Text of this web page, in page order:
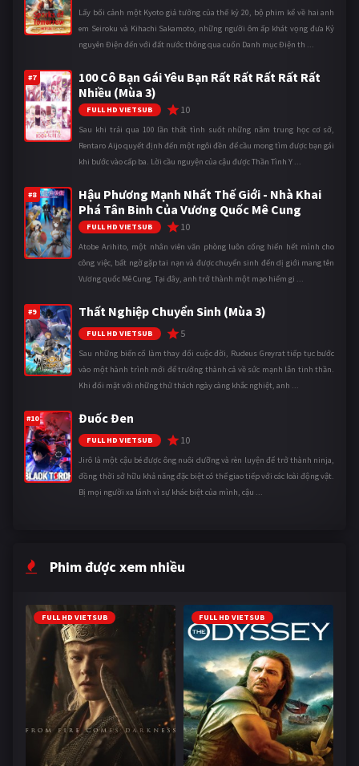
Lấy bối cảnh một Kyoto giả tưởng của thế kỷ 20, bộ phim kể về hai anh
em Seiroku và Kihachi Sakamoto, những người ôm ấp khát vọng đưa Kỷ
nguyên Điện đến với đất nước thông qua cuốn Danh mục Điện th ...
#7
100 Cô Bạn Gái Yêu Bạn Rất Rất Rất Rất Rất
Nhiều (Mùa 3)
FULL HD VIETSUB 10
Sau khi trải qua 100 lần thất tình suốt những năm trung học cơ sở,
Rentaro Aijo quyết định đến một ngôi đền để cầu mong tìm được bạn gái
khi bước vào cấp ba. Lời cầu nguyện của cậu được Thần Tình Y ...
#8
Hậu Phương Mạnh Nhất Thế Giới - Nhà Khai
Phá Tân Binh Của Vương Quốc Mê Cung
FULL HD VIETSUB 10
Atobe Arihito, một nhân viên văn phòng luôn cống hiến hết mình cho
công việc, bất ngờ gặp tai nạn và được chuyển sinh đến dị giới mang tên
Vương quốc Mê Cung. Tại đây, anh trở thành một mạo hiểm gi ...
#9 Thất Nghiệp Chuyển Sinh (Mùa 3)
FULL HD VIETSUB 5
Sau những biến cố làm thay đổi cuộc đời, Rudeus Greyrat tiếp tục bước
vào một hành trình mới để trưởng thành cả về sức mạnh lẫn tinh thần.
Khi đối mặt với những thử thách ngày càng khắc nghiệt, anh ...
#10 Đuốc Đen
FULL HD VIETSUB 10
Jirô là một cậu bé được ông nuôi dưỡng và rèn luyện để trở thành ninja,
đồng thời sở hữu khả năng đặc biệt có thể giao tiếp với các loài động vật.
Bị mọi người xa lánh vì sự khác biệt của mình, cậu ...
Phim được xem nhiều
FULL HD VIETSUB FULL HD VIETSUB